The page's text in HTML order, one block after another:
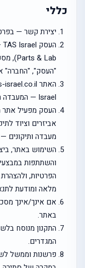
כללי
יצירת קשר —
"העסק", "החברה"
Israel — המעבדה המרכזית (להלן: "האתר").
העסק מפעיל אתר
אביזרים וציוד
מעבדה ותיקונים
השימוש באתר,
והשתתפות
הפרטיות,
מלאה ומודעת
אם אינך/אינך
באתר.
התקנון מנוסח
המגדרים.
פרשנות וממשל